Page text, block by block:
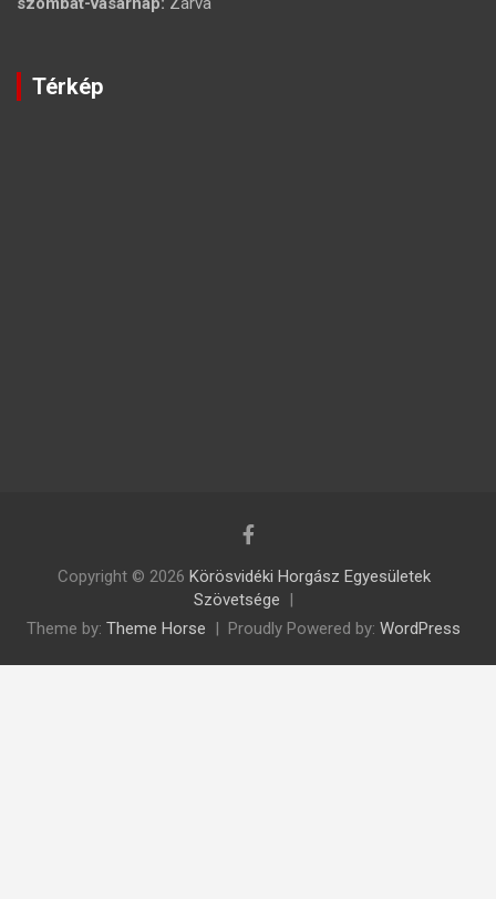
Térkép
Copyright © 2026 Körösvidéki Horgász Egyesületek
Szövetsége
Theme by: Theme Horse Proudly Powered by: WordPress